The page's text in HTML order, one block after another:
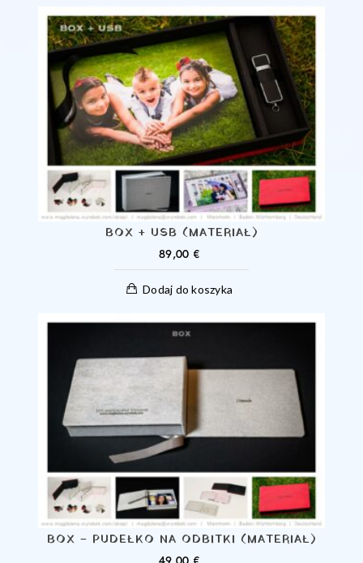
BOX + USB (MATERIAŁ)
89,00 €
Dodaj do koszyka
BOX – PUDEŁKO NA ODBITKI (MATERIAŁ)